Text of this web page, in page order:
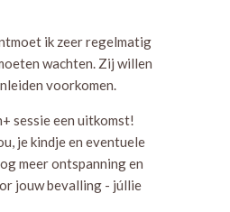
ik zeer regelmatig
wachten. Zij willen
voorkomen.
sessie een uitkomst!
je kindje en eventuele
meer ontspanning en
jouw bevalling - júllie